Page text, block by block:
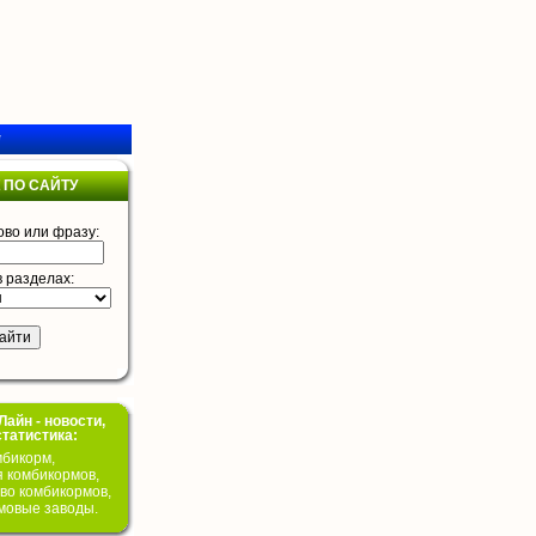
САЙТУ
или фразу:
разделах:
- новости,
комбикормов,
комбикормов,
заводы.